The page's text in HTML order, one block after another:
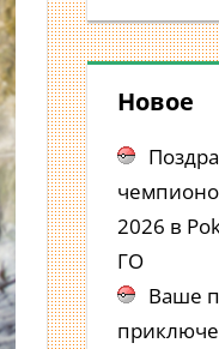
Новое
2026 в
ГО
Ваше